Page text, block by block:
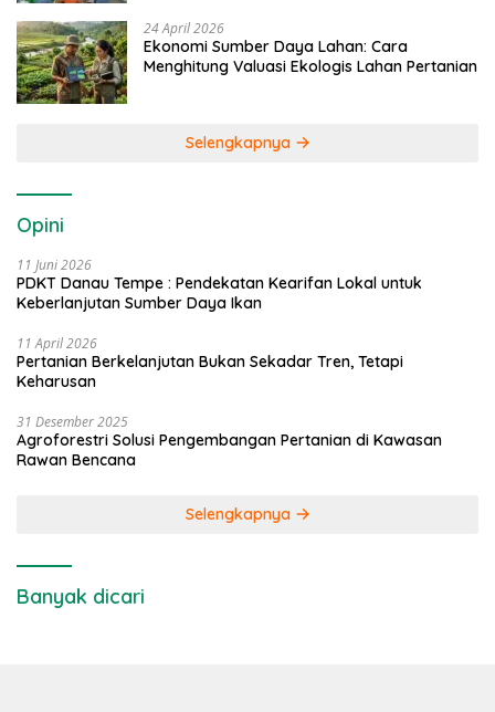
24 April 2026
Ekonomi Sumber Daya Lahan: Cara
Menghitung Valuasi Ekologis Lahan Pertanian
Selengkapnya
Opini
11 Juni 2026
PDKT Danau Tempe : Pendekatan Kearifan Lokal untuk
Keberlanjutan Sumber Daya Ikan
11 April 2026
Pertanian Berkelanjutan Bukan Sekadar Tren, Tetapi
Keharusan
31 Desember 2025
Agroforestri Solusi Pengembangan Pertanian di Kawasan
Rawan Bencana
Selengkapnya
Banyak dicari